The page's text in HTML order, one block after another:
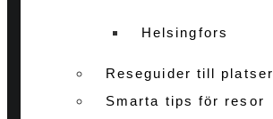
Helsingfors
Reseguider till platser
Smarta tips för resor